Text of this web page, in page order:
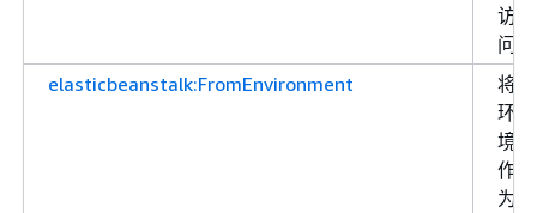
访
问
elasticbeanstalk:FromEnvironment
将
环
境
作
为